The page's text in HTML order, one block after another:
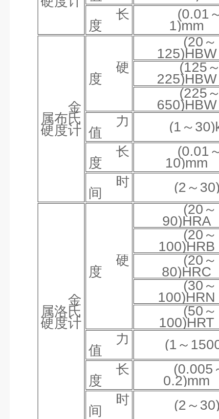
长
度
(0.01
1)mm
金
属布氏
硬度计
硬
度
(20～
125)HBW
(125
225)HBW
(225
650)HBW
力
值
(1～
长
度
(0.01
10)mm
时
间 (2～
金
属洛氏
硬度计
硬
度
(20～
90)HRA
(20～
100)HRB
(20～
80)HRC
(30～
100)HRN
(50～
100)HRT
力
值
(1～
长
度
(0.005
0.2)mm
时
间 (2～